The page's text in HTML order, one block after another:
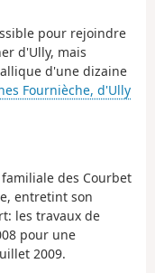
pour rejoindre
d'Ully, mais
d'une dizaine
Fournièche, d'Ully
des Courbet
entretint son
les travaux de
pour une
2009.